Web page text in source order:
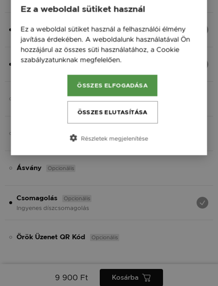
Ezüst 925, S - 20 cm
9 900 Ft
Fonal
Opcionális
Opcionális
Ásvány Opcionális
Csomagolás Opcionális
Ingyenes díszcsomagolás
Örök Üzenet QR Kód Opcionális
9 900 Ft Kosárba
Ez a weboldal sütiket használ
Ez a weboldal sütiket használ a felhasználói élmény
javítása érdekében. A weboldalunk használatával Ön
hozzájárul az összes süti használatához, a Cookie
szabályzatunknak megfelelően.
ÖSSZES ELFOGADÁSA
ÖSSZES ELUTASÍTÁSA
Részletek megjelenítése